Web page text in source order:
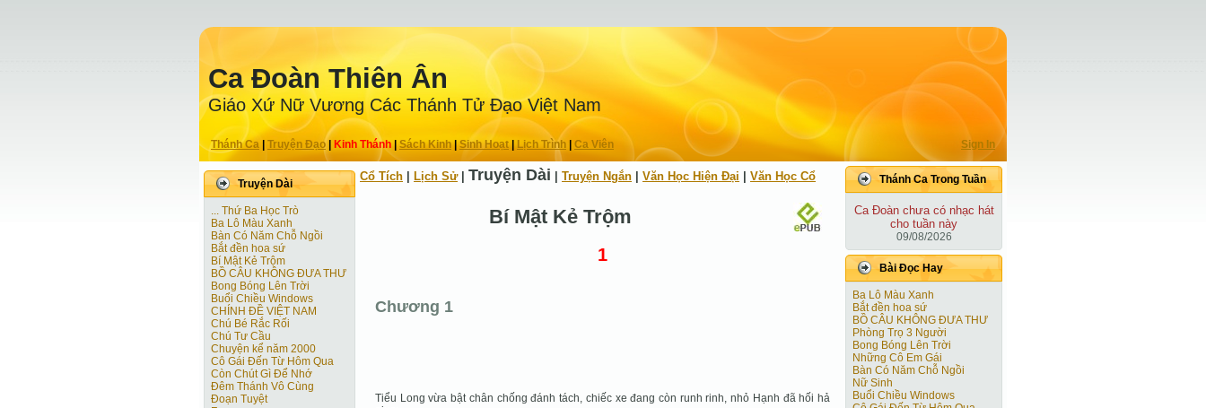
Ca Ðoàn Thiên Ân
Giáo Xứ Nữ Vương Các Thánh Tử Ðạo Việt Nam
Thánh Ca Truyện Ðạo| Kinh Thánh Sách Kinh|Sinh Hoạt| Lịch Trình Ca Viên Sign In
Truyện Dài
... Thứ Ba Học Trò
Ba Lô Màu Xanh
Bàn Có Năm Chỗ Ngồi
Bắt đền hoa sứ
Bí Mật Kẻ Trộm
BỒ CÂU KHÔNG ĐƯA THƯ
Bong Bóng Lên Trời
Buổi Chiều Windows
CHÍNH ĐỀ VIỆT NAM
Chú Bé Rắc Rối
Chú Tư Cầu
Chuyện kể năm 2000
Cô Gái Ðến Từ Hôm Qua
Còn Chút Gì Ðể Nhớ
Đêm Thánh Vô Cùng
Ðoạn Tuyệt
Cổ Tích Lịch Sử| Truyện Dài Truyện Ngắn Văn Học Hiện Ðại Văn Học Cổ
Bí Mật Kẻ Trộm
1
Chương 1
Tiểu Long vừa bật chân chống đánh tách, chiếc xe đang còn runh rinh, nhỏ Hạnh đã hối hả
Thánh Ca Trong Tuần
Ca Ðoàn chưa có nhạc hát
cho tuần này
09/08/2026
Bài Ðọc Hay
Ba Lô Màu Xanh
Bắt đền hoa sứ
BỒ CÂU KHÔNG ĐƯA THƯ
Phòng Trọ 3 Người
Bong Bóng Lên Trời
Những Cô Em Gái
Bàn Có Năm Chỗ Ngồi
Nữ Sinh
Buổi Chiều Windows